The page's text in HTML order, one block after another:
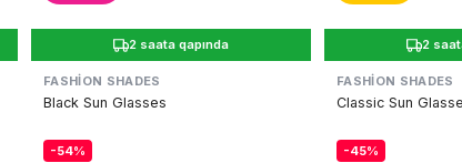
2 saata qapında
FASHION SHADES
Black Sun Glasses
-54%
2
FASHION SHADES
Classic Sun
-45%